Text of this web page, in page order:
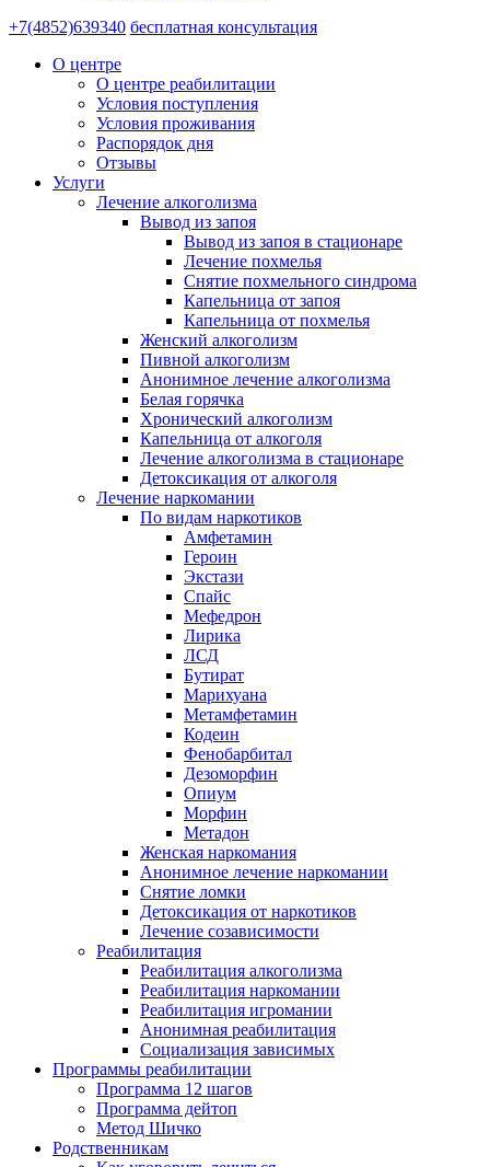
+7(4852)639340 бесплатная консультация
О центре
О центре реабилитации
Условия поступления
Условия проживания
Распорядок дня
Отзывы
Услуги
Лечение алкоголизма
Вывод из запоя
Вывод из запоя в стационаре
Лечение похмелья
Снятие похмельного синдрома
Капельница от запоя
Капельница от похмелья
Женский алкоголизм
Пивной алкоголизм
Анонимное лечение алкоголизма
Белая горячка
Хронический алкоголизм
Капельница от алкоголя
Лечение алкоголизма в стационаре
Детоксикация от алкоголя
Лечение наркомании
По видам наркотиков
Амфетамин
Героин
Экстази
Спайс
Мефедрон
Лирика
ЛСД
Бутират
Марихуана
Метамфетамин
Кодеин
Фенобарбитал
Дезоморфин
Опиум
Морфин
Метадон
Женская наркомания
Анонимное лечение наркомании
Снятие ломки
Детоксикация от наркотиков
Лечение созависимости
Реабилитация
Реабилитация алкоголизма
Реабилитация наркомании
Реабилитация игромании
Анонимная реабилитация
Социализация зависимых
Программы реабилитации
Программа 12 шагов
Программа дейтоп
Метод Шичко
Родственникам